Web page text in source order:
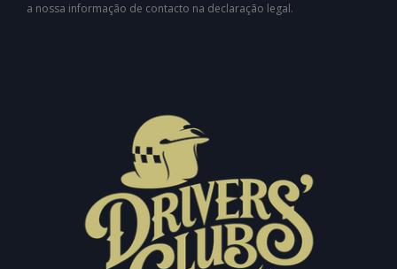
a nossa informação de contacto na declaração legal.